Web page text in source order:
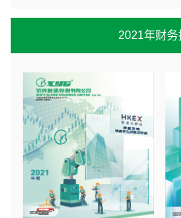
2021年财务